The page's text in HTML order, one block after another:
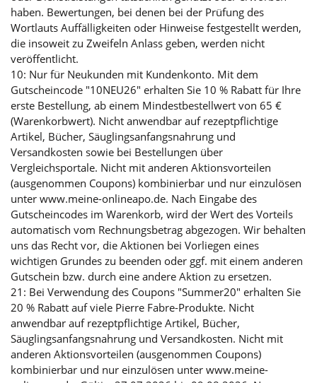
haben. Bewertungen, bei denen bei der Prüfung des
Wortlauts Auffälligkeiten oder Hinweise festgestellt werden,
die insoweit zu Zweifeln Anlass geben, werden nicht
veröffentlicht.
10: Nur für Neukunden mit Kundenkonto. Mit dem
Gutscheincode "10NEU26" erhalten Sie 10 % Rabatt für Ihre
erste Bestellung, ab einem Mindestbestellwert von 65 €
(Warenkorbwert). Nicht anwendbar auf rezeptpflichtige
Artikel, Bücher, Säuglingsanfangsnahrung und
Versandkosten sowie bei Bestellungen über
Vergleichsportale. Nicht mit anderen Aktionsvorteilen
(ausgenommen Coupons) kombinierbar und nur einzulösen
unter www.meine-onlineapo.de. Nach Eingabe des
Gutscheincodes im Warenkorb, wird der Wert des Vorteils
automatisch vom Rechnungsbetrag abgezogen. Wir behalten
uns das Recht vor, die Aktionen bei Vorliegen eines
wichtigen Grundes zu beenden oder ggf. mit einem anderen
Gutschein bzw. durch eine andere Aktion zu ersetzen.
21: Bei Verwendung des Coupons "Summer20" erhalten Sie
20 % Rabatt auf viele Pierre Fabre-Produkte. Nicht
anwendbar auf rezeptpflichtige Artikel, Bücher,
Säuglingsanfangsnahrung und Versandkosten. Nicht mit
anderen Aktionsvorteilen (ausgenommen Coupons)
kombinierbar und nur einzulösen unter www.meine-